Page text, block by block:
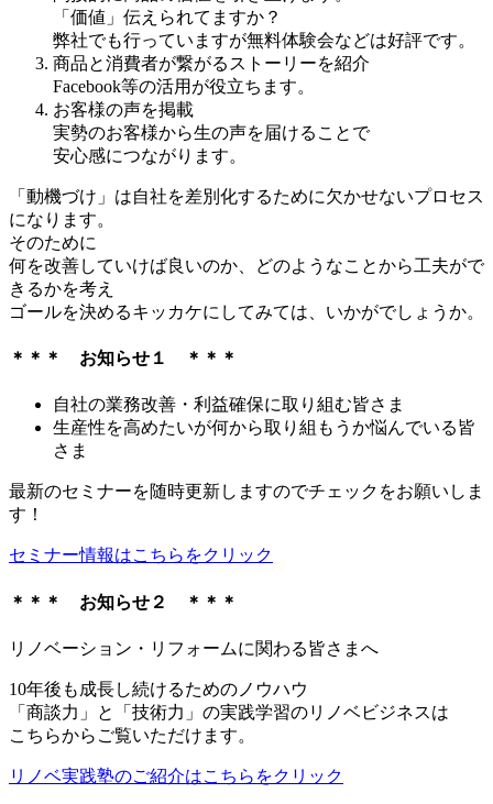
「価値」伝えられてますか？
弊社でも行っていますが無料体験会などは好評です。
商品と消費者が繋がるストーリーを紹介
Facebook等の活用が役立ちます。
お客様の声を掲載
実勢のお客様から生の声を届けることで
安心感につながります。
「動機づけ」は自社を差別化するために欠かせないプロセス
になります。
そのために
何を改善していけば良いのか、どのようなことから工夫がで
きるかを考え
ゴールを決めるキッカケにしてみては、いかがでしょうか。
＊ ＊ ＊ お知らせ１ ＊＊＊
自社の業務改善・利益確保に取り組む皆さま
生産性を高めたいが何から取り組もうか悩んでいる皆
さま
最新のセミナーを随時更新しますのでチェックをお願いしま
す！
セミナー情報はこちらをクリック
＊＊＊ お知らせ２ ＊＊＊
リノベーション・リフォームに関わる皆さまへ
10年後も成長し続けるためのノウハウ
「商談力」と「技術力」の実践学習のリノベビジネスは
こちらからご覧いただけます。
リノベ実践塾のご紹介はこちらをクリック